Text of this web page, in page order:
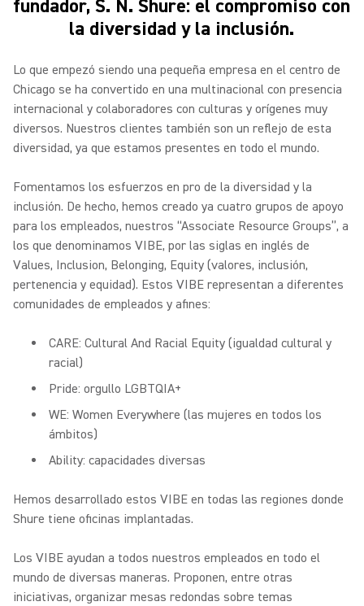
fundador, S. N. Shure: el compromiso con
la diversidad y la inclusión.
Lo que empezó siendo una pequeña empresa en el centro de
Chicago se ha convertido en una multinacional con presencia
internacional y colaboradores con culturas y orígenes muy
diversos. Nuestros clientes también son un reflejo de esta
diversidad, ya que estamos presentes en todo el mundo.
Fomentamos los esfuerzos en pro de la diversidad y la
inclusión. De hecho, hemos creado ya cuatro grupos de apoyo
para los empleados, nuestros “Associate Resource Groups”, a
los que denominamos VIBE, por las siglas en inglés de
Values, Inclusion, Belonging, Equity (valores, inclusión,
pertenencia y equidad). Estos VIBE representan a diferentes
comunidades de empleados y afines:
CARE: Cultural And Racial Equity (igualdad cultural y
racial)
Pride: orgullo LGBTQIA+
WE: Women Everywhere (las mujeres en todos los
ámbitos)
Ability: capacidades diversas
Hemos desarrollado estos VIBE en todas las regiones donde
Shure tiene oficinas implantadas.
Los VIBE ayudan a todos nuestros empleados en todo el
mundo de diversas maneras. Proponen, entre otras
iniciativas, organizar mesas redondas sobre temas